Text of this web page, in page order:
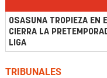
OSASUNA TROPIEZA EN
CIERRA LA
LIGA
TRIBUNALES